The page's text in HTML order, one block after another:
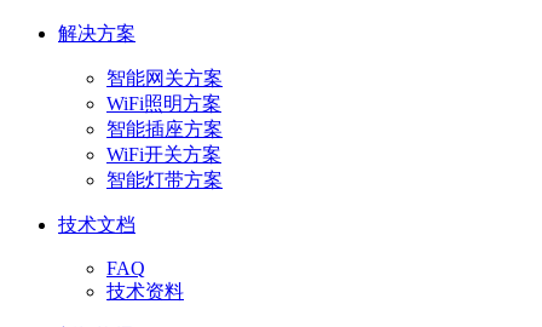
解决方案
智能网关方案
WiFi照明方案
智能插座方案
WiFi开关方案
智能灯带方案
技术文档
FAQ
技术资料